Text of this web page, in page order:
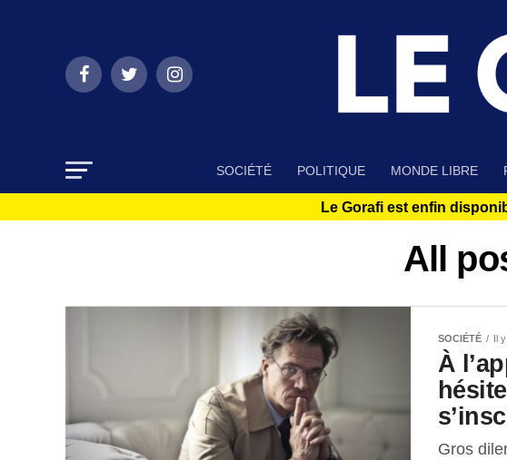
SOCIÉTÉ POLITIQUE MONDE LIBRE
Le Gorafi est enfin
All
SOCIÉTÉ Il
À
Gros